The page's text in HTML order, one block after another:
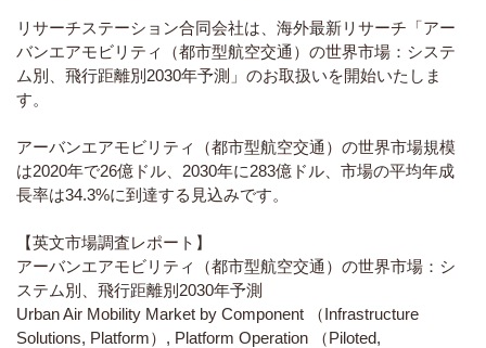
リサーチステーション合同会社は、海外最新リサーチ「アー
バンエアモビリティ（都市型航空交通）の世界市場：システ
ム別、飛行距離別2030年予測」のお取扱いを開始いたしま
す。
アーバンエアモビリティ（都市型航空交通）の世界市場規模
は2020年で26億ドル、2030年に283億ドル、市場の平均年成
長率は34.3%に到達する見込みです。
【英文市場調査レポート】
アーバンエアモビリティ（都市型航空交通）の世界市場：シ
ステム別、飛行距離別2030年予測
Urban Air Mobility Market by Component （Infrastructure
Solutions, Platform）, Platform Operation （Piloted,